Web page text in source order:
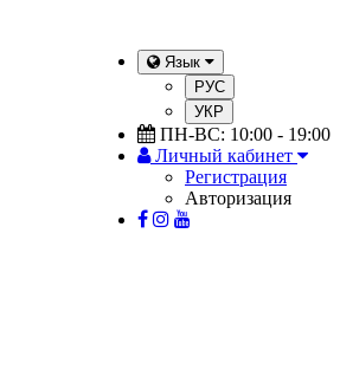
Язык
РУС
УКР
ПН-ВС: 10:00 - 19:00
Личный кабинет
Регистрация
Авторизация